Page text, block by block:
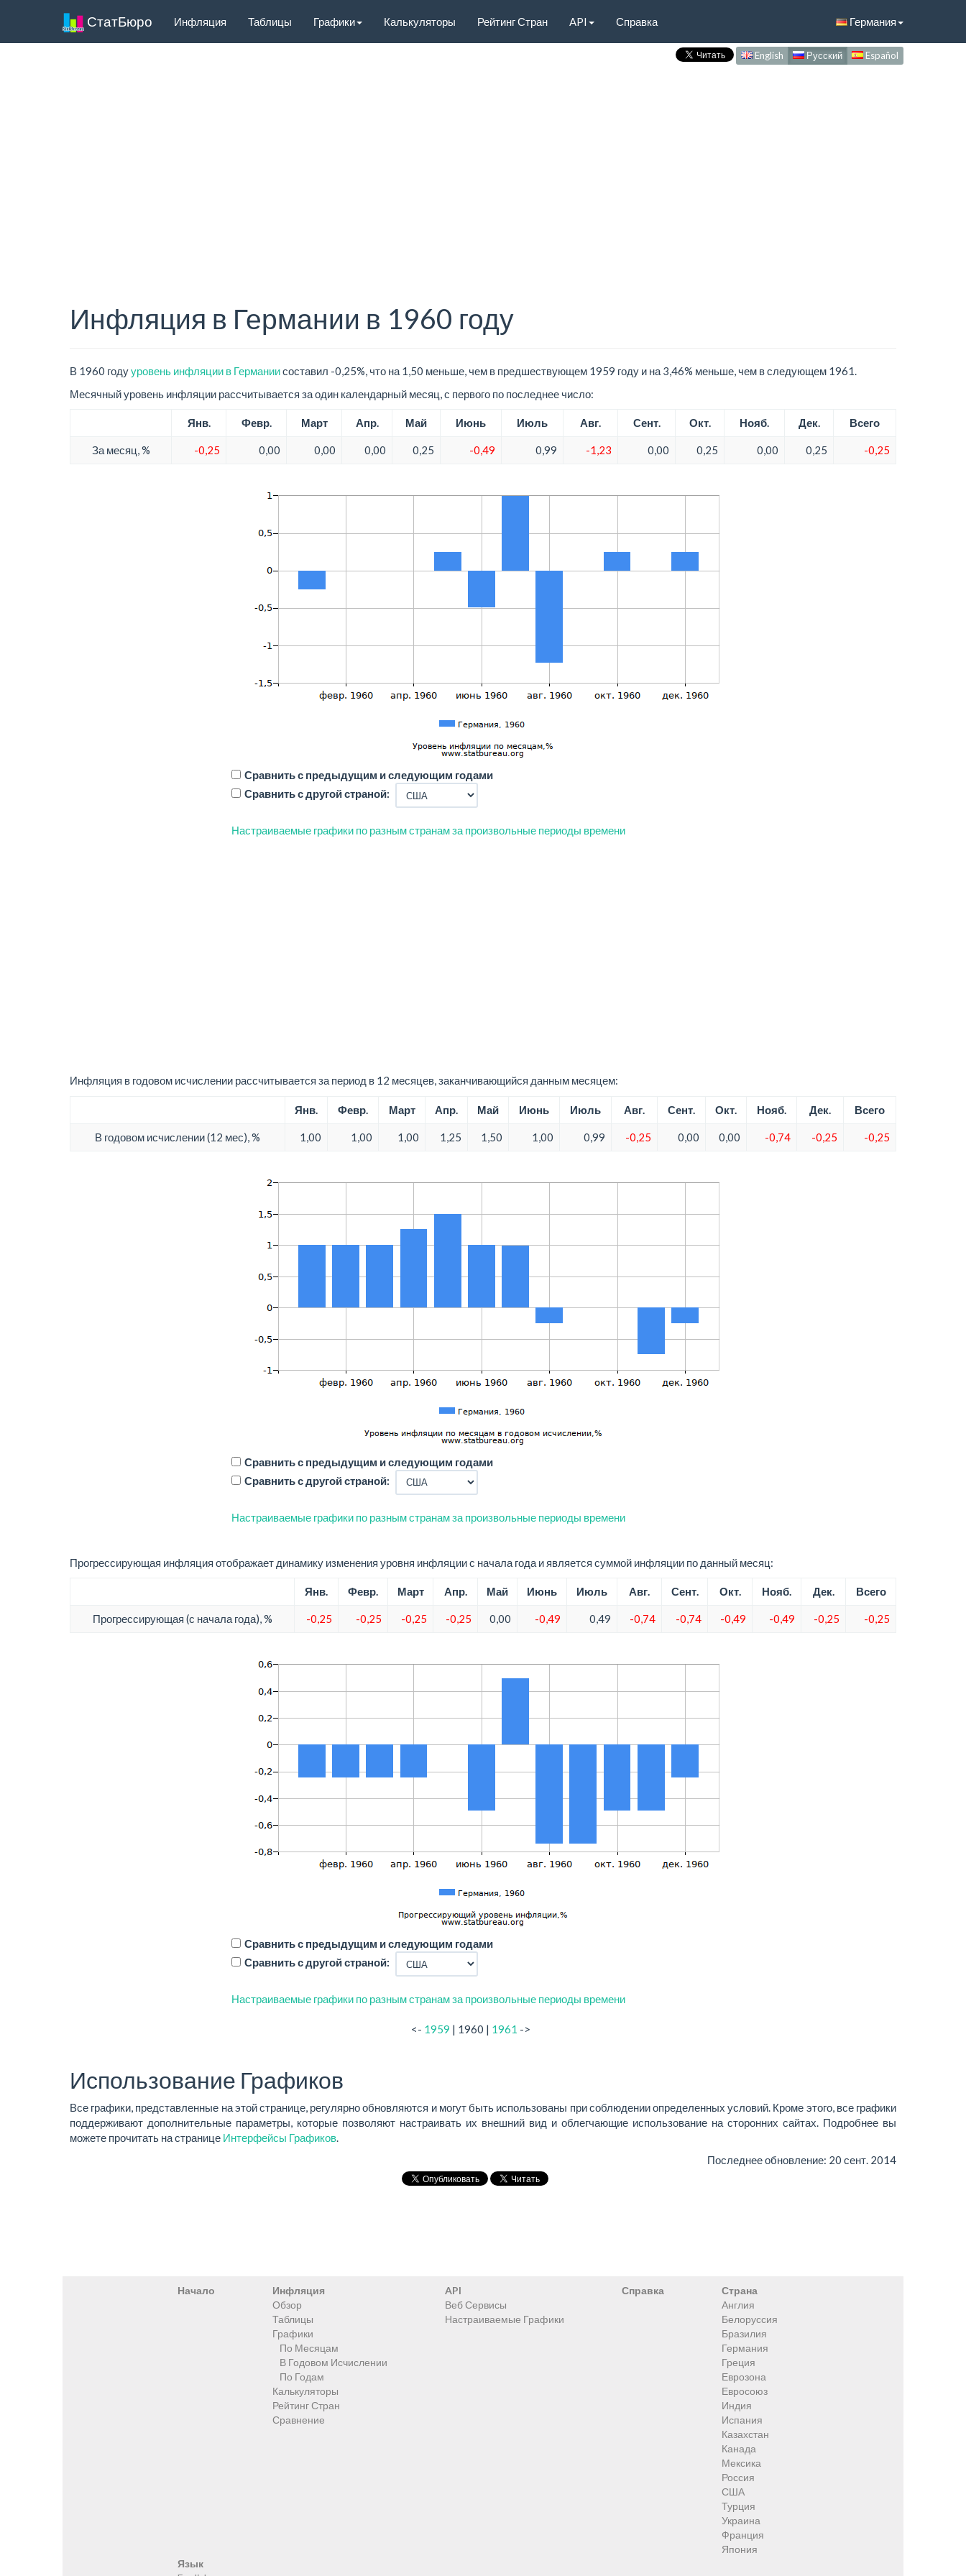
СтатБюро Инфляция Таблицы Графики Калькуляторы Рейтинг Стран API Справка Германия
English Русский Español
Инфляция в Германии в 1960 году
В 1960 годууровень инфляции в Германиисоставил -0,25%, что на 1,50 меньше, чем в предшествующем 1959 году и на 3,46% меньше, чем в следующем 1961.
Месячный уровень инфляции рассчитывается за один календарный месяц, с первого по последнее число:
Янв. Февр. Март Апр. Май Июнь Июль Авг. Сент. Окт. Нояб. Дек. Всего
За месяц, % -0,25 0,00 0,00 0,00 0,25 -0,49 0,99 -1,23 0,00 0,25 0,00 0,25 -0,25
Сравнить с предыдущим и следующим годами
Сравнить с другой страной:
Настраиваемые графики по разным странам за произвольные периоды времени
Инфляция в годовом исчислении рассчитывается за период в 12 месяцев, заканчивающийся данным месяцем:
Янв. Февр. Март Апр. Май Июнь Июль Авг. Сент. Окт. Нояб. Дек. Всего
В годовом исчислении (12 мес), % 1,00 1,00 1,00 1,25 1,50 1,00 0,99 -0,25 0,00 0,00 -0,74 -0,25 -0,25
Сравнить с предыдущим и следующим годами
Сравнить с другой страной:
Настраиваемые графики по разным странам за произвольные периоды времени
Прогрессирующая инфляция отображает динамику изменения уровня инфляции с начала года и является суммой инфляции по данный месяц:
Янв. Февр. Март Апр. Май Июнь Июль Авг. Сент. Окт. Нояб. Дек. Всего
Прогрессирующая (с начала года), % -0,25 -0,25 -0,25 -0,25 0,00 -0,49 0,49 -0,74 -0,74 -0,49 -0,49 -0,25 -0,25
Сравнить с предыдущим и следующим годами
Сравнить с другой страной:
Настраиваемые графики по разным странам за произвольные периоды времени
<- 1959 | 1960 | 1961 ->
Использование Графиков
Все графики, представленные на этой странице, регулярно обновляются и могут быть использованы при соблюдении определенных условий. Кроме этого, все графики
поддерживают дополнительные параметры, которые позволяют настраивать их внешний вид и облегчающие использование на сторонних сайтах. Подробнее вы
можете прочитать на странице Интерфейсы Графиков
Последнее обновление: 20 сент. 2014
Начало
Инфляция
Обзор
Таблицы
Графики
По Месяцам
В Годовом Исчислении
По Годам
Калькуляторы
Рейтинг Стран
Сравнение
API
Веб Сервисы
Настраиваемые Графики
Справка
Страна
Англия
Белоруссия
Бразилия
Германия
Греция
Еврозона
Евросоюз
Индия
Испания
Казахстан
Канада
Мексика
Россия
США
Турция
Украина
Франция
Япония
Язык